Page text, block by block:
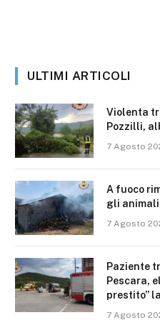
ULTIMI ARTICOLI
Violenta
Pozzilli,
7 Agosto
A fuoco
gli animali
7 Agosto
Paziente
Pescara,
prestito”
7 Agosto